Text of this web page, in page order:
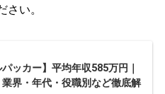
い。
パッカー】平均年収585万円｜
界・年代・役職別など徹底解